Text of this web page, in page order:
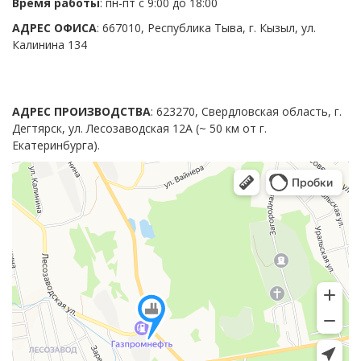
АДРЕС ОФИСА: 667010, Республика Тыва, г. Кызыл, ул.
Калинина 134
АДРЕС ПРОИЗВОДСТВА: 623270, Свердловская область, г.
Дегтярск, ул. Лесозаводская 12А (~ 50 км от г.
Екатеринбурга).